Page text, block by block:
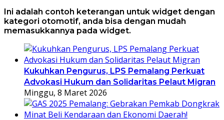
Ini adalah contoh keterangan untuk widget dengan
kategori otomotif, anda bisa dengan mudah
memasukkannya pada widget.
Kukuhkan Pengurus, LPS Pemalang Perkuat
Advokasi Hukum dan Solidaritas Pelaut Migran
Minggu, 8 Maret 2026